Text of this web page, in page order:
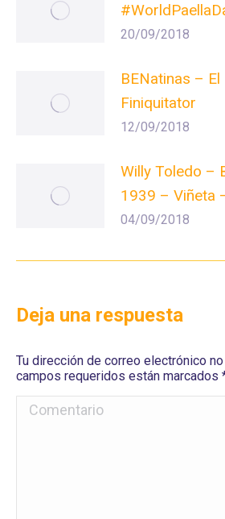
20/09/2018
BENatinas –
Finiquitator
12/09/2018
Willy Toledo –
1939 – Viñeta
04/09/2018
Deja una respuesta
Tu dirección de correo electrónico
campos requeridos están marcados
Comentario